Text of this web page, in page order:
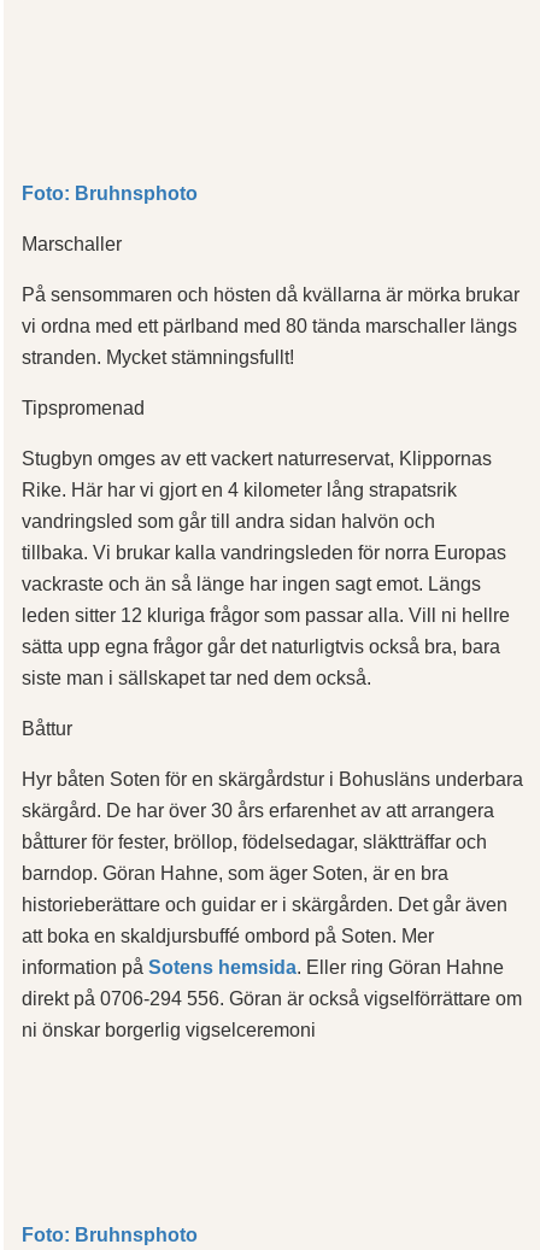
Foto: Bruhnsphoto
Marschaller
På sensommaren och hösten då kvällarna är mörka brukar
vi ordna med ett pärlband med 80 tända marschaller längs
stranden. Mycket stämningsfullt!
Tipspromenad
Stugbyn omges av ett vackert naturreservat, Klippornas
Rike. Här har vi gjort en 4 kilometer lång strapatsrik
vandringsled som går till andra sidan halvön och
tillbaka. Vi brukar kalla vandringsleden för norra Europas
vackraste och än så länge har ingen sagt emot. Längs
leden sitter 12 kluriga frågor som passar alla. Vill ni hellre
sätta upp egna frågor går det naturligtvis också bra, bara
siste man i sällskapet tar ned dem också.
Båttur
Hyr båten Soten för en skärgårdstur i Bohusläns underbara
skärgård. De har över 30 års erfarenhet av att arrangera
båtturer för fester, bröllop, födelsedagar, släktträffar och
barndop. Göran Hahne, som äger Soten, är en bra
historieberättare och guidar er i skärgården. Det går även
att boka en skaldjursbuffé ombord på Soten. Mer
information på Sotens hemsida. Eller ring Göran Hahne
direkt på 0706-294 556. Göran är också vigselförrättare om
ni önskar borgerlig vigselceremoni
Foto: Bruhnsphoto